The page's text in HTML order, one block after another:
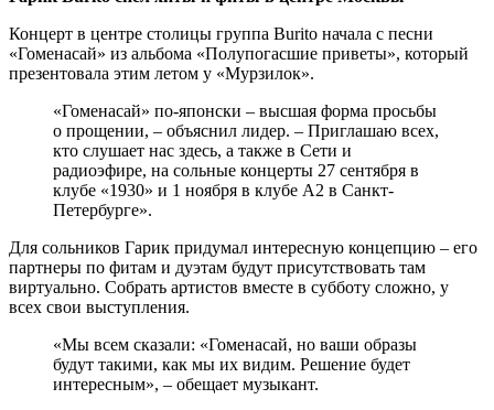
Концерт в центре столицы группа Burito начала с песни
«Гоменасай» из альбома «Полупогасшие приветы», который
презентовала этим летом у «Мурзилок».
«Гоменасай» по-японски – высшая форма просьбы
о прощении, – объяснил лидер. – Приглашаю всех,
кто слушает нас здесь, а также в Сети и
радиоэфире, на сольные концерты 27 сентября в
клубе «1930» и 1 ноября в клубе А2 в Санкт-
Петербурге».
Для сольников Гарик придумал интересную концепцию – его
партнеры по фитам и дуэтам будут присутствовать там
виртуально. Собрать артистов вместе в субботу сложно, у
всех свои выступления.
«Мы всем сказали: «Гоменасай, но ваши образы
будут такими, как мы их видим. Решение будет
интересным», – обещает музыкант.